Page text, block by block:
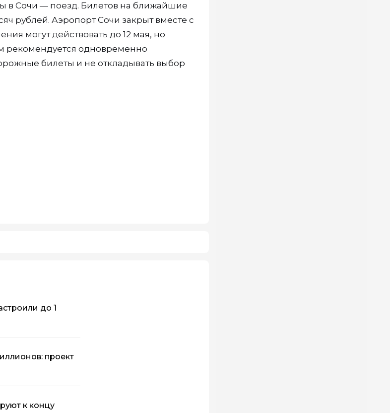
в Сочи — поезд. Билетов на ближайшие
рублей. Аэропорт Сочи закрыт вместе с
могут действовать до 12 мая, но
рекомендуется одновременно
билеты и не откладывать выбор
до 1
проект
к концу